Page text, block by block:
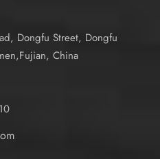
Dongfu Street, Dongfu
China